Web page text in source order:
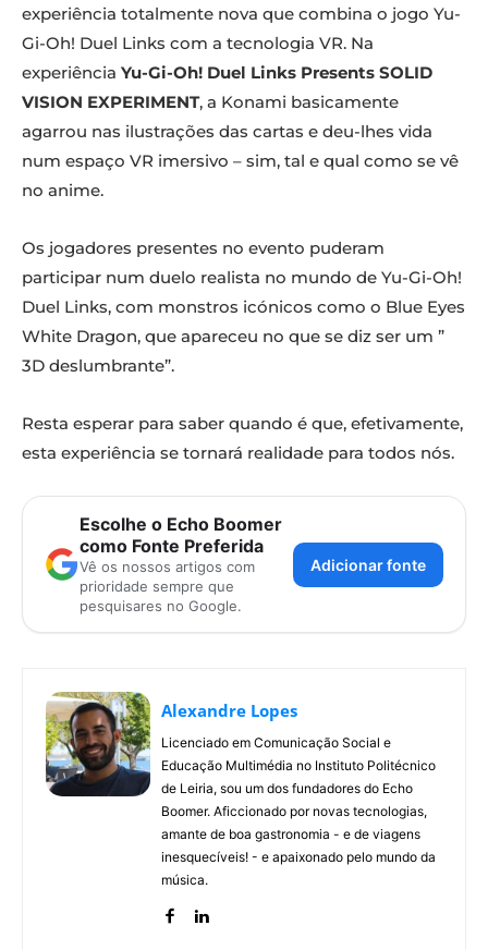
experiência totalmente nova que combina o jogo Yu-
Gi-Oh! Duel Links com a tecnologia VR. Na
experiência Yu-Gi-Oh! Duel Links Presents SOLID
VISION EXPERIMENT, a Konami basicamente
agarrou nas ilustrações das cartas e deu-lhes vida
num espaço VR imersivo – sim, tal e qual como se vê
no anime.
Os jogadores presentes no evento puderam
participar num duelo realista no mundo de Yu-Gi-Oh!
Duel Links, com monstros icónicos como o Blue Eyes
White Dragon, que apareceu no que se diz ser um ”
3D deslumbrante”.
Resta esperar para saber quando é que, efetivamente,
esta experiência se tornará realidade para todos nós.
Escolhe o Echo Boomer
como Fonte Preferida
Vê os nossos artigos com
prioridade sempre que
pesquisares no Google.
Adicionar fonte
Alexandre Lopes
Licenciado em Comunicação Social e
Educação Multimédia no Instituto Politécnico
de Leiria, sou um dos fundadores do Echo
Boomer. Aficcionado por novas tecnologias,
amante de boa gastronomia - e de viagens
inesquecíveis! - e apaixonado pelo mundo da
música.